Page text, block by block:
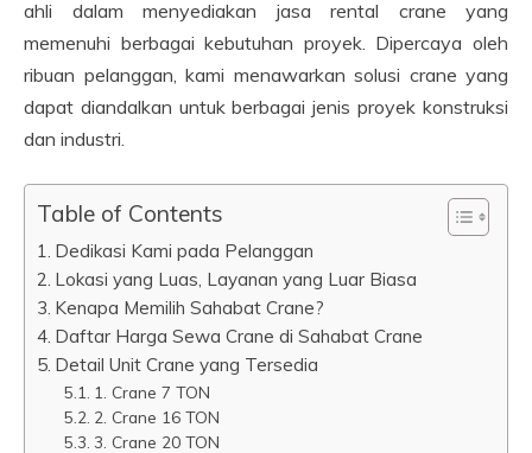
ahli dalam menyediakan jasa rental crane yang
memenuhi berbagai kebutuhan proyek. Dipercaya oleh
ribuan pelanggan, kami menawarkan solusi crane yang
dapat diandalkan untuk berbagai jenis proyek konstruksi
dan industri.
Table of Contents
Dedikasi Kami pada Pelanggan
Lokasi yang Luas, Layanan yang Luar Biasa
Kenapa Memilih Sahabat Crane?
Daftar Harga Sewa Crane di Sahabat Crane
Detail Unit Crane yang Tersedia
1. Crane 7 TON
2. Crane 16 TON
3. Crane 20 TON